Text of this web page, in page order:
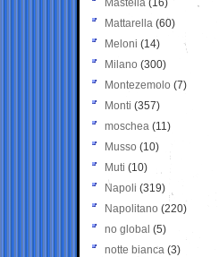
Mastella (16)
Mattarella (60)
Meloni (14)
Milano (300)
Montezemolo (7)
Monti (357)
moschea (11)
Musso (10)
Muti (10)
Napoli (319)
Napolitano (220)
no global (5)
notte bianca (3)